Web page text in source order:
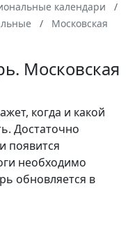
календари
Московская
Московская
когда и какой
Достаточно
появится
необходимо
обновляется в